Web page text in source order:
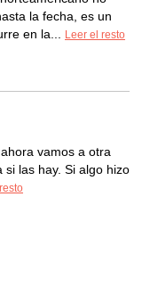
la fecha, es un
en la...
Leer el resto
vamos a otra
si las hay. Si algo hizo